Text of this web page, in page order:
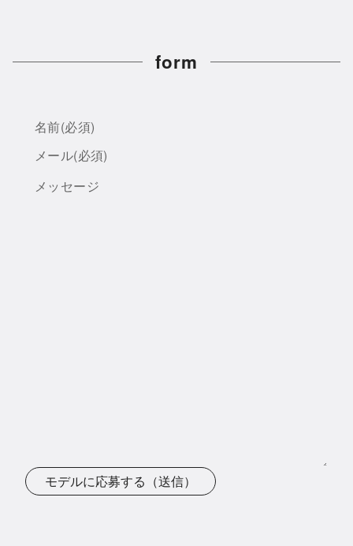
form
名前(必須)
メール(必須)
メッセージ
モデルに応募する（送信）